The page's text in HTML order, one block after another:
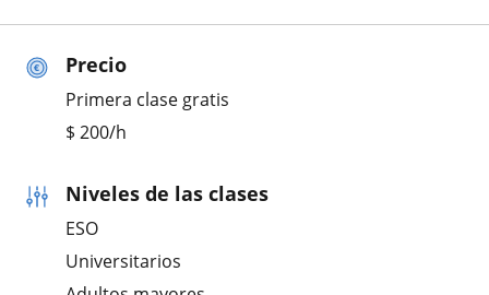
Precio
Primera clase gratis
$ 200/h
Niveles de las clases
ESO
Universitarios